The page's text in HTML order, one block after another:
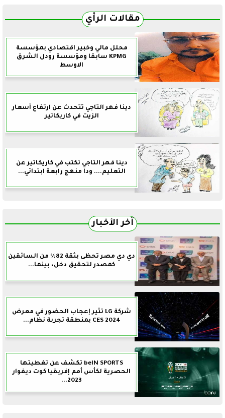
مقالات الرأي
محلل مالي وخبير اقتصادي بمؤسسة
KPMG سابقا ومؤسسة رودل الشرق
الاوسط
دينا فهر التاجي تتحدث عن ارتفاع أسعار
الزيت في كاريكاتير
دينا فهر التاجي تكتب في كاريكاتير عن
التعليم.... ودا منهج رابعة ابتدائي...
آخر الأخبار
دي دي مصر تحظى بثقة 82% من السائقين
كمصدر لتحقيق دخل، بينما...
شركة LG تثير إعجاب الحضور في معرض
CES 2024 بمنطقة تجربة نظام...
beIN SPORTS تكشف عن تغطيتها
الحصرية لكأس أمم إفريقيا كوت ديفوار
2023...